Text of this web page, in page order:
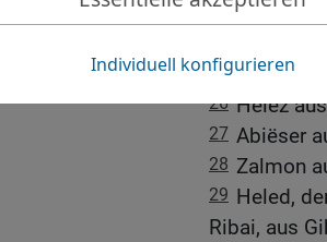
24 Zu den
Joab
25
26 Helez
27 Abiëser
28 Zalmon
29 Heled,
Ribai, aus